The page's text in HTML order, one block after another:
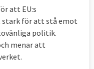
att EU:s
för att stå emot
politik.
menar att